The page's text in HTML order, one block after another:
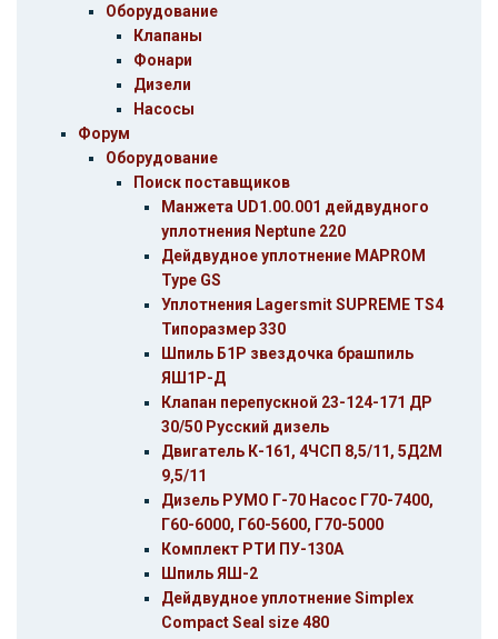
Оборудование
Клапаны
Фонари
Дизели
Насосы
Форум
Оборудование
Поиск поставщиков
Манжета UD1.00.001 дейдвудного
уплотнения Neptune 220
Дейдвудное уплотнение MAPROM
Type GS
Уплотнения Lagersmit SUPREME TS4
Типоразмер 330
Шпиль Б1Р звездочка брашпиль
ЯШ1Р-Д
Клапан перепускной 23-124-171 ДР
30/50 Русский дизель
Двигатель К-161, 4ЧСП 8,5/11, 5Д2М
9,5/11
Дизель РУМО Г-70 Насос Г70-7400,
Г60-6000, Г60-5600, Г70-5000
Комплект РТИ ПУ-130А
Шпиль ЯШ-2
Дейдвудное уплотнение Simplex
Compact Seal size 480